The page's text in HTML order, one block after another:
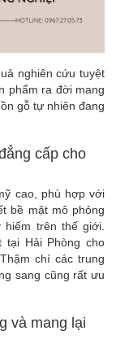
nghiên cứu tuyệt
phẩm ra đời mang
gỗ tự nhiên đang
cấp cho
cao, phù hợp với
bề mặt mô phỏng
trên thế giới.
tại Hải Phòng cho
chí các trung
sang cũng rất ưu
và mang lại